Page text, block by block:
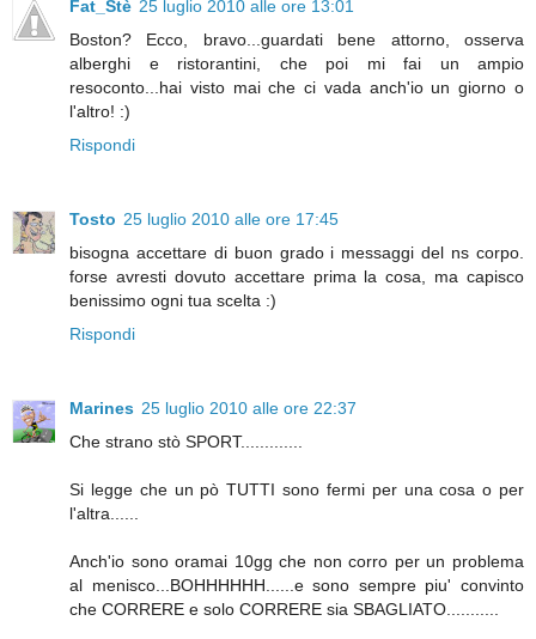
Fat_Stè 25 luglio 2010 alle ore 13:01
Boston? Ecco, bravo...guardati bene attorno, osserva
alberghi e ristorantini, che poi mi fai un ampio
resoconto...hai visto mai che ci vada anch'io un giorno o
l'altro! :)
Rispondi
Tosto 25 luglio 2010 alle ore 17:45
bisogna accettare di buon grado i messaggi del ns corpo.
forse avresti dovuto accettare prima la cosa, ma capisco
benissimo ogni tua scelta :)
Rispondi
Marines 25 luglio 2010 alle ore 22:37
Che strano stò SPORT.............
Si legge che un pò TUTTI sono fermi per una cosa o per
l'altra......
Anch'io sono oramai 10gg che non corro per un problema
al menisco...BOHHHHHH......e sono sempre piu' convinto
che CORRERE e solo CORRERE sia SBAGLIATO...........